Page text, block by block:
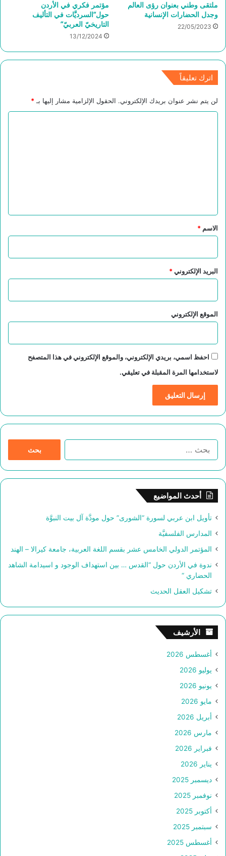
ملتقى وطني بعنوان رؤى العالم
وجدل الحضارات الإنسانية
22/05/2023
مؤتمر فكري في الأردن
حول”السرديَّات في التأليف
التاريخيّ العربيّ”
13/12/2024
اترك تعليقاً
لن يتم نشر عنوان بريدك الإلكتروني. الحقول الإلزامية مشار إليها بـ*
*
الاسم *
البريد الإلكتروني*
الموقع الإلكتروني
احفظ اسمي، بريدي الإلكتروني، والموقع الإلكتروني في هذا المتصفح
لاستخدامها المرة المقبلة في تعليقي.
ح
:
أحدث المواضيع
تأويل ابن عربي لسورة “الشورى” حول مودَّة آل بيت النبوَّة
المدارس الفلسفيَّة
المؤتمر الدولي الخامس عشر بقسم اللغة العربية، جامعة كيرالا – الهند
ندوة في الأردن حول “القدس … بين استهداف الوجود و اسيدامة الشاهد
الحضاري “
تشكيل العقل الحديث
الأرشيف
أغسطس 2026
يوليو 2026
يونيو 2026
مايو 2026
أبريل 2026
مارس 2026
فبراير 2026
يناير 2026
ديسمبر 2025
نوفمبر 2025
أكتوبر 2025
سبتمبر 2025
أغسطس 2025